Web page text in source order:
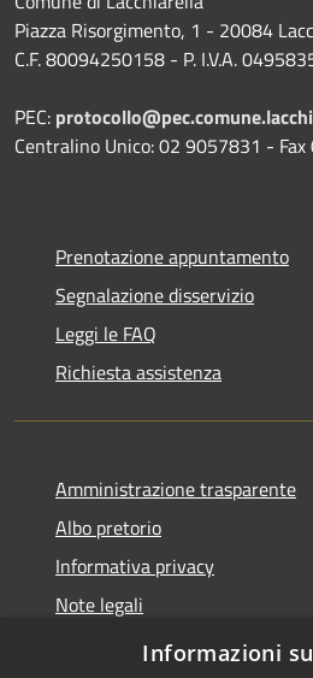
Piazza Risorgimento, 1 - 20084
C.F. 80094250158 - P. I.V.A.
PEC:
Centralino Unico: 02 9057831 -
Prenotazione appuntamento
Segnalazione disservizio
Leggi le FAQ
Richiesta assistenza
Amministrazione trasparente
Albo pretorio
Informativa privacy
Note legali
Dichiarazione di accessibilità
Informazioni